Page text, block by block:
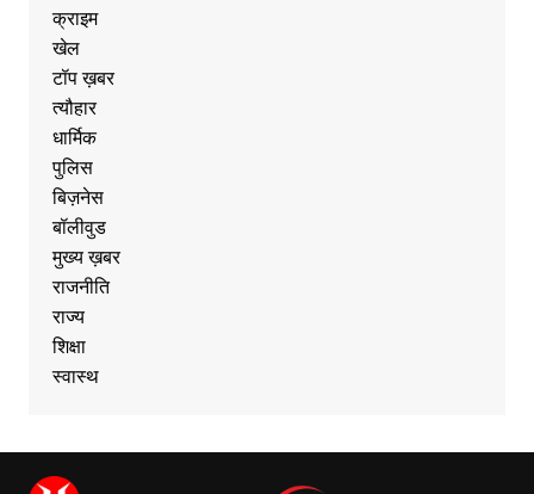
क्राइम
खेल
टॉप ख़बर
त्यौहार
धार्मिक
पुलिस
बिज़नेस
बॉलीवुड
मुख्य ख़बर
राजनीति
राज्य
शिक्षा
स्वास्थ